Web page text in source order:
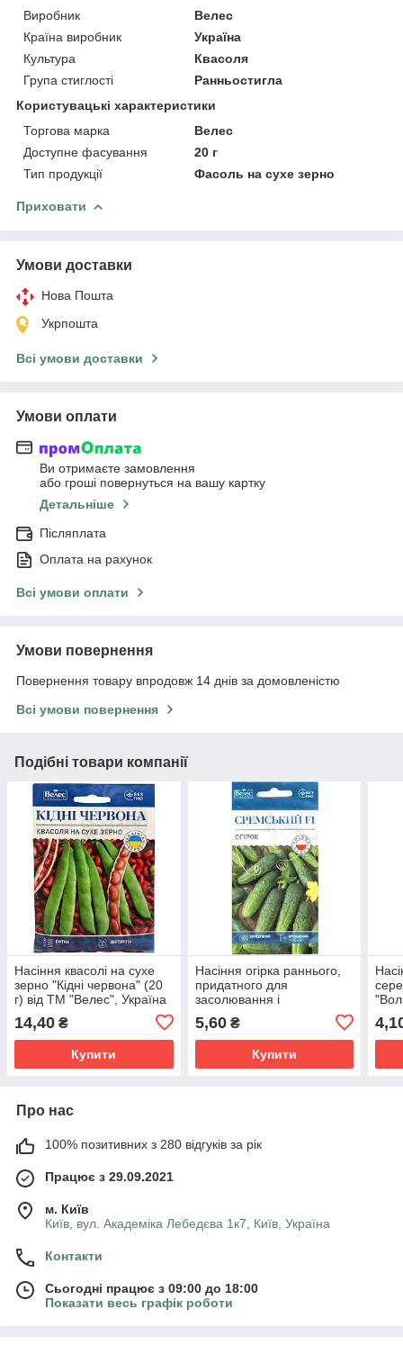
Виробник
Велес
Країна виробник
Україна
Культура
Квасоля
Група стиглості
Ранньостигла
Користувацькi характеристики
Торгова марка
Велес
Доступне фасування
20 г
Тип продукції
Фасоль на сухе зерно
Приховати
Умови доставки
Нова Пошта
Укрпошта
Всі умови доставки
Умови оплати
Ви отримаєте замовлення
або гроші повернуться на вашу картку
Детальніше
Післяплата
Оплата на рахунок
Всі умови оплати
Умови повернення
Повернення товару впродовж 14 днів за домовленістю
Всі умови повернення
Подібні товари компанії
Насіння квасолі на сухе
зерно "Кідні червона" (20
г) від ТМ "Велес", Україна
14,40 ₴
Купити
Насіння огірка раннього,
придатного для
засолювання і
"Сремский" F1 (0,5 г) від
ТМ "Велес"
5,60₴
Купити
Про нас
100% позитивних з 280 відгуків за рік
Працює з 29.09.2021
м. Київ
Київ, вул. Академіка Лебедєва 1к7, Київ, Україна
Контакти
Сьогодні працює з 09:00 до 18:00
Показати весь графік роботи